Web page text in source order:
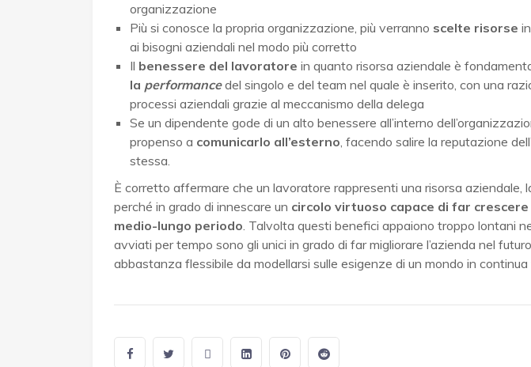
organizzazione
Più si conosce la propria organizzazione, più verranno scelte risorse
ai bisogni aziendali nel modo più corretto
Il benessere del lavoratore in quanto risorsa aziendale è
la performancedel singolo e del team nel quale è inserito, con una
processi aziendali grazie al meccanismo della delega
Se un dipendente gode di un alto benessere all’interno
propenso a comunicarlo all’esterno, facendo salire la reputazione
stessa.
È corretto affermare che un lavoratore rappresenti una risorsa aziendale,
perché in grado di innescare un circolo virtuoso capace di far crescere
medio-lungo periodo. Talvolta questi benefici appaiono troppo lontani
avviati per tempo sono gli unici in grado di far migliorare l’azienda nel
abbastanza flessibile da modellarsi sulle esigenze di un mondo in